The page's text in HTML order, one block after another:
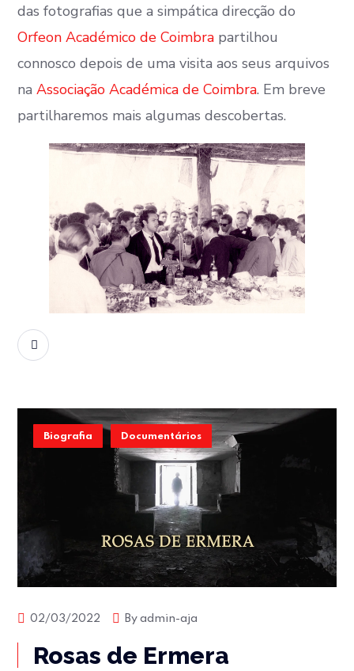
das fotografias que a simpática direcção do
Orfeon Académico de Coimbra partilhou
connosco depois de uma visita aos seus arquivos
naAssociação Académica de Coimbra. Em breve
partilharemos mais algumas descobertas.
Biografia Documentários
02/03/2022 Byadmin-aja
Rosas de Ermera